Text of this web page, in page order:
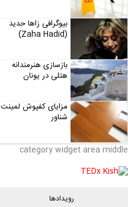
بیوگرافی زاها حدید
(Zaha Hadid)
بازسازی هنرمندانه
هتلی در یونان
مزایای کفپوش لمینت
شناور
category widget area middle
رویدادها